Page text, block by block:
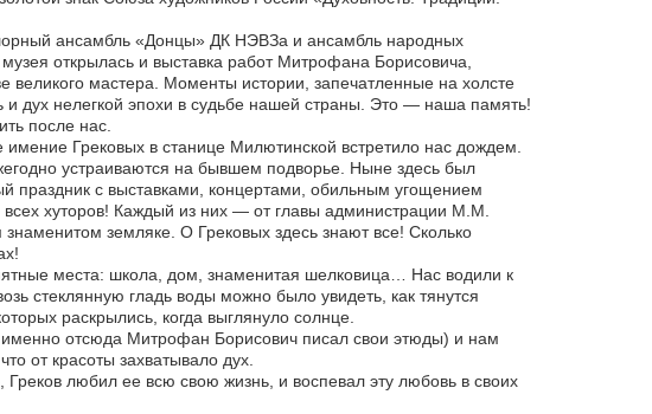
ансамбль «Донцы» ДК НЭВЗа и ансамбль народных
открылась и выставка работ Митрофана Борисовича,
великого мастера. Моменты истории, запечатленные на холсте
и дух нелегкой эпохи в судьбе нашей страны. Это — наша память!
после нас.
Грековых в станице Милютинской встретило нас дождем.
устраиваются на бывшем подворье. Ныне здесь был
праздник с выставками, концертами, обильным угощением
хуторов! Каждый из них — от главы администрации М.М.
земляке. О Грековых здесь знают все! Сколько
места: школа, дом, знаменитая шелковица… Нас водили к
стеклянную гладь воды можно было увидеть, как тянутся
раскрылись, когда выглянуло солнце.
отсюда Митрофан Борисович писал свои этюды) и нам
от красоты захватывало дух.
любил ее всю свою жизнь, и воспевал эту любовь в своих